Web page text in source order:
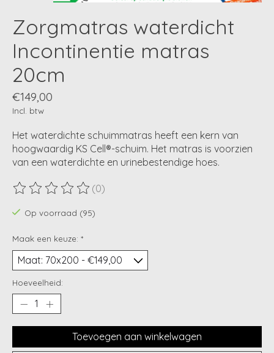
Zorgmatras waterdicht
Incontinentie matras
20cm
€149,00
Incl. btw
Het waterdichte schuimmatras heeft een kern van
hoogwaardig KS Cell®-schuim. Het matras is voorzien
van een waterdichte en urinebestendige hoes.
De beoordeling van dit product is
(0)
Op voorraad (95)
Maak een keuze: *
Hoeveelheid:
Toevoegen aan winkelwagen